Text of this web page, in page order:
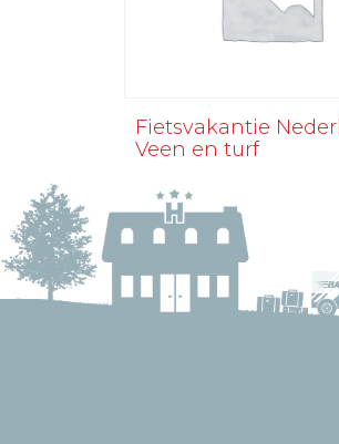
Fietsvakantie
Veen en turf